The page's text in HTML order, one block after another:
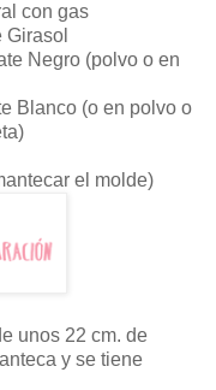
con gas
Girasol
Negro (polvo o en
Blanco (o en polvo o
el molde)
unos 22 cm. de
y se tiene